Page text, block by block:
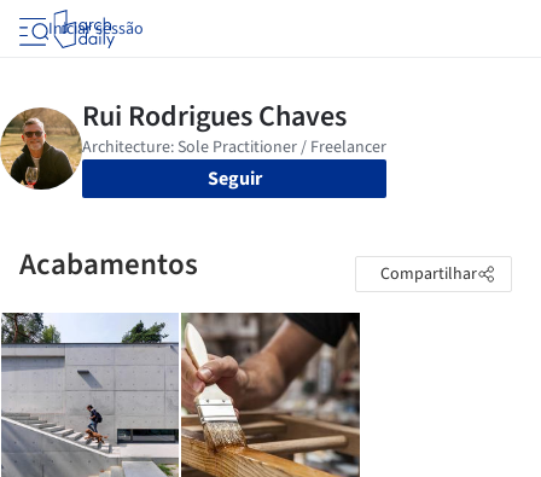
Iniciar sessão
Seguir
Acabamentos Compartilhar